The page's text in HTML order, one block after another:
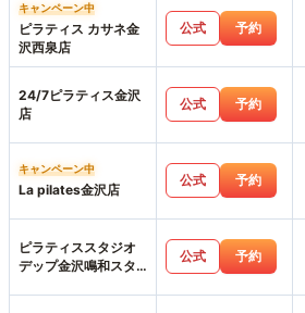
キャンペーン中
ピラティス カサネ金
沢西泉店
公式 予約
24/7ピラティス金沢
店
公式 予約
キャンペーン中
La pilates金沢店
公式 予約
ピラティススタジオ
デップ金沢鳴和スタ
公式 予約